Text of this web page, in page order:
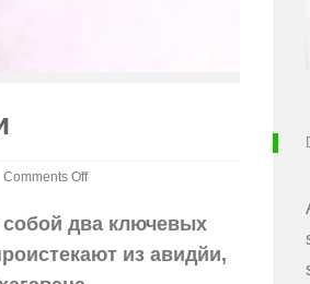
Comments Off
Разрешение
вопроса
раги
два ключевых
из авидйи,